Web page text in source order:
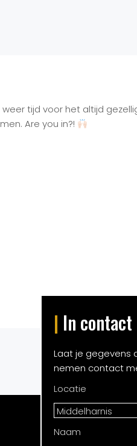
tijd voor het altijd
Are you in?!
| In
Laat je gegevens
nemen contact
Locatie
Naam